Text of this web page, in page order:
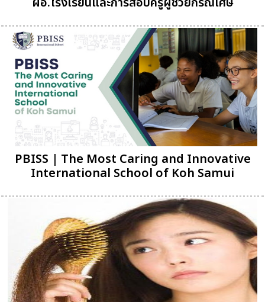
PBISS | The Most Caring and Innovative
International School of Koh Samui